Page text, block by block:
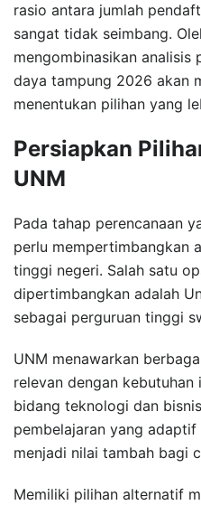
rasio antara jumlah
sangat tidak seimbang.
mengombinasikan analisis
daya tampung 2026 akan
menentukan pilihan yang
Persiapkan
UNM
Pada tahap perencanaan
perlu mempertimbangkan
tinggi negeri. Salah satu
dipertimbangkan adalah
sebagai perguruan tinggi
UNM menawarkan
relevan dengan kebutuhan
bidang teknologi dan
pembelajaran yang
menjadi nilai tambah bagi
Memiliki pilihan alternatif